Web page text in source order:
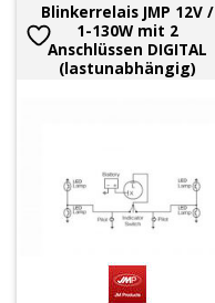
Blinkerrelais JMP 12V /
1-130W mit 2
Anschlüssen DIGITAL
(lastunabhängig)